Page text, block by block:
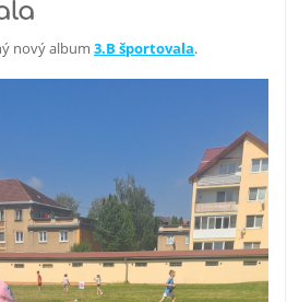
nový album3.B športovala.